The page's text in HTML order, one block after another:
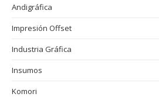
Andigráfica
Impresión Offset
Industria Gráfica
Insumos
Komori